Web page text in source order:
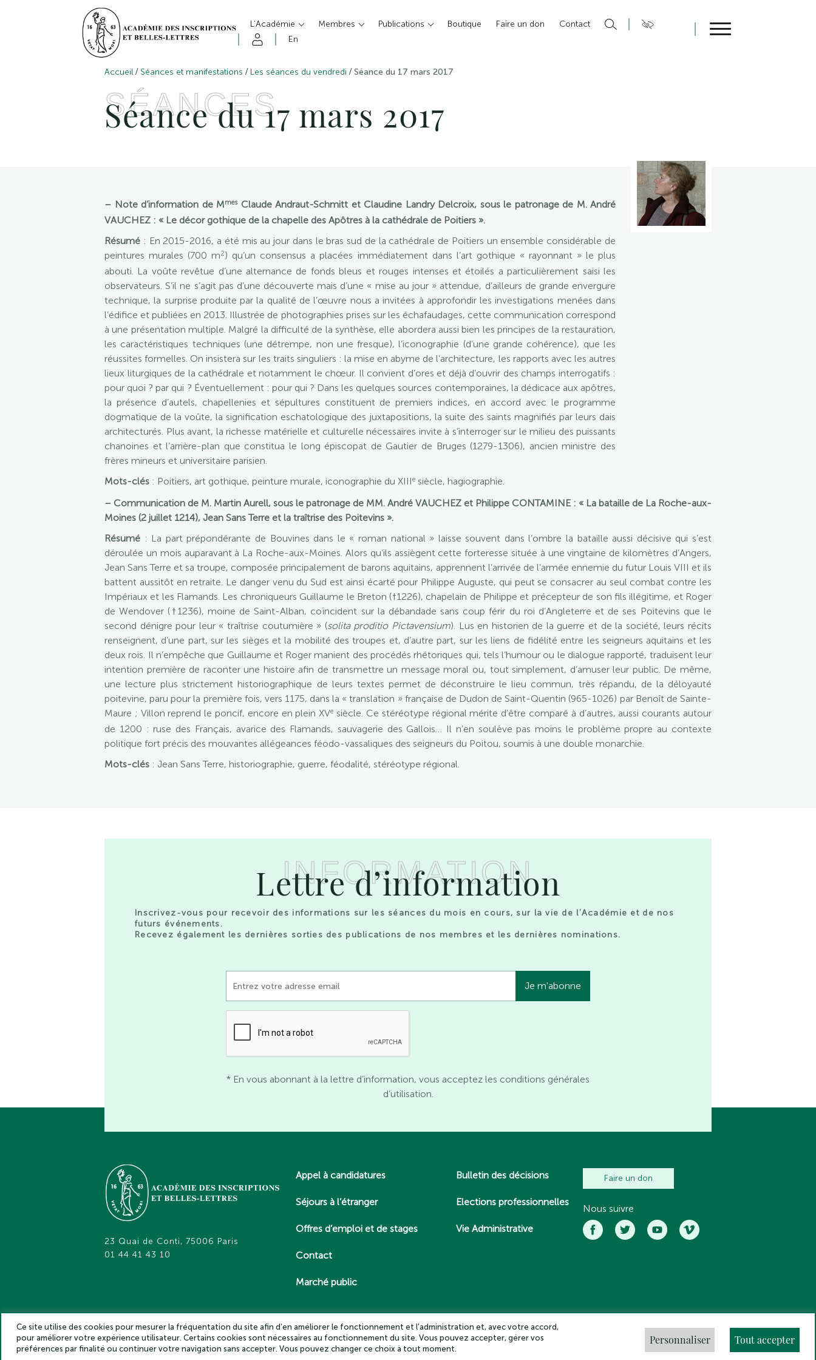
L’Académie Membres Publications Boutique Faire un don
Contact
En
Accueil / Séances et manifestations / Les séances du vendredi /Séance du 17 mars 2017
SÉANCES
Séance du 17 mars 2017
– Note d’information de MmesClaude Andraut-Schmitt et Claudine Landry Delcroix, sous le patronage de M. André
VAUCHEZ : « Le décor gothique de la chapelle des Apôtres à la cathédrale de Poitiers ».
Résumé : En 2015-2016, a été mis au jour dans le bras sud de la cathédrale de Poitiers un ensemble considérable de
peintures murales (700 m2) qu’un consensus a placées immédiatement dans l’art gothique « rayonnant » le plus
abouti. La voûte revêtue d’une alternance de fonds bleus et rouges intenses et étoilés a particulièrement saisi les
observateurs. S’il ne s’agit pas d’une découverte mais d’une « mise au jour » attendue, d’ailleurs de grande envergure
technique, la surprise produite par la qualité de l’œuvre nous a invitées à approfondir les investigations menées dans
l’édifice et publiées en 2013. Illustrée de photographies prises sur les échafaudages, cette communication correspond
à une présentation multiple. Malgré la difficulté de la synthèse, elle abordera aussi bien les principes de la restauration,
les caractéristiques techniques (une détrempe, non une fresque), l’iconographie (d’une grande cohérence), que les
réussites formelles. On insistera sur les traits singuliers : la mise en abyme de l’architecture, les rapports avec les autres
lieux liturgiques de la cathédrale et notamment le chœur. Il convient d’ores et déjà d’ouvrir des champs interrogatifs :
pour quoi ? par qui ? Éventuellement : pour qui ? Dans les quelques sources contemporaines, la dédicace aux apôtres,
la présence d’autels, chapellenies et sépultures constituent de premiers indices, en accord avec le programme
dogmatique de la voûte, la signification eschatologique des juxtapositions, la suite des saints magnifiés par leurs dais
architecturés. Plus avant, la richesse matérielle et culturelle nécessaires invite à s’interroger sur le milieu des puissants
chanoines et l’arrière-plan que constitua le long épiscopat de Gautier de Bruges (1279-1306), ancien ministre des
frères mineurs et universitaire parisien.
Mots-clés : Poitiers, art gothique, peinture murale, iconographie du XIIIe siècle, hagiographie.
– Communication de M. Martin Aurell, sous le patronage de MM. André VAUCHEZ et Philippe CONTAMINE : « La bataille de La Roche-aux-
Moines (2 juillet 1214), Jean Sans Terre et la traîtrise des Poitevins ».
Résumé : La part prépondérante de Bouvines dans le « roman national » laisse souvent dans l’ombre la bataille aussi décisive qui s’est
déroulée un mois auparavant à La Roche-aux-Moines. Alors qu’ils assiègent cette forteresse située à une vingtaine de kilomètres d’Angers,
Jean Sans Terre et sa troupe, composée principalement de barons aquitains, apprennent l’arrivée de l’armée ennemie du futur Louis VIII et ils
battent aussitôt en retraite. Le danger venu du Sud est ainsi écarté pour Philippe Auguste, qui peut se consacrer au seul combat contre les
Impériaux et les Flamands. Les chroniqueurs Guillaume le Breton (†1226), chapelain de Philippe et précepteur de son fils illégitime, et Roger
de Wendover (†1236), moine de Saint-Alban, coïncident sur la débandade sans coup férir du roi d’Angleterre et de ses Poitevins que le
second dénigre pour leur « traîtrise coutumière » (solita proditio Pictavensium). Lus en historien de la guerre et de la société, leurs récits
renseignent, d’une part, sur les sièges et la mobilité des troupes et, d’autre part, sur les liens de fidélité entre les seigneurs aquitains et les
deux rois. Il n’empêche que Guillaume et Roger manient des procédés rhétoriques qui, tels l’humour ou le dialogue rapporté, traduisent leur
intention première de raconter une histoire afin de transmettre un message moral ou, tout simplement, d’amuser leur public. De même,
une lecture plus strictement historiographique de leurs textes permet de déconstruire le lieu commun, très répandu, de la déloyauté
poitevine, paru pour la première fois, vers 1175, dans la « translation » française de Dudon de Saint-Quentin (965-1026) par Benoît de Sainte-
Maure ; Villon reprend le poncif, encore en plein XVe siècle. Ce stéréotype régional mérite d’être comparé à d’autres, aussi courants autour
de 1200 : ruse des Français, avarice des Flamands, sauvagerie des Gallois… Il n’en soulève pas moins le problème propre au contexte
politique fort précis des mouvantes allégeances féodo-vassaliques des seigneurs du Poitou, soumis à une double monarchie.
Mots-clés : Jean Sans Terre, historiographie, guerre, féodalité, stéréotype régional.
INFORMATION
Lettre d’information
Inscrivez-vous pour recevoir des informations sur les séances du mois en cours, sur la vie de l’Académie et de nos
futurs événements.
Recevez également les dernières sorties des publications de nos membres et les dernières nominations.
* En vous abonnant à la lettre d’information, vous acceptez les conditions générales
d’utilisation.
23 Quai de Conti, 75006 Paris
01 44 41 43 10
Appel à candidatures
Séjours à l’étranger
Offres d’emploi et de stages
Contact
Marché public
Bulletin des décisions
Elections professionnelles
Vie Administrative
Faire un don
Nous suivre
Académie des inscriptions et belles lettres – Tous droits réservés 2025 Politique de confidentialité
Ce site utilise des cookies pour mesurer la fréquentation du site afin d’en améliorer le fonctionnement et l’administration et, avec votre accord,
pour améliorer votre expérience utilisateur. Certains cookies sont nécessaires au fonctionnement du site. Vous pouvez accepter, gérer vos
préférences par finalité ou continuer votre navigation sans accepter. Vous pouvez changer ce choix à tout moment.
Personnaliser Tout accepter